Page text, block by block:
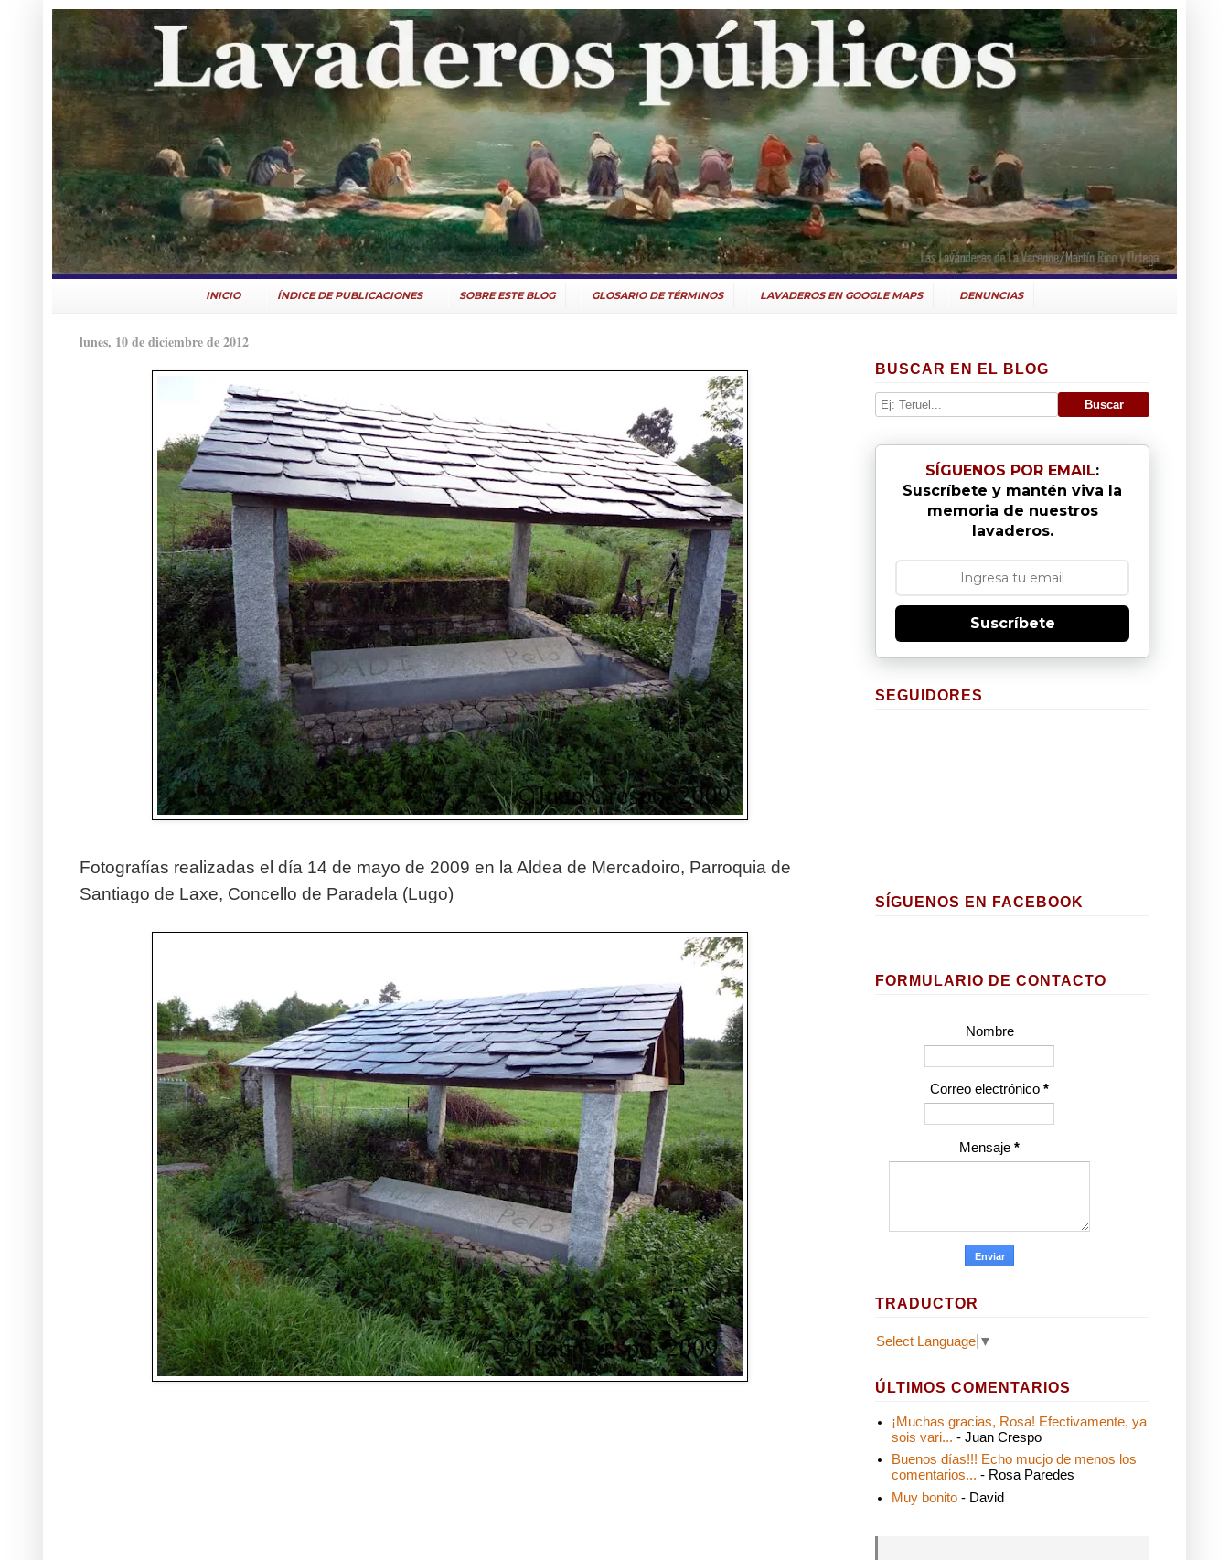
INICIO ÍNDICE DE PUBLICACIONES SOBRE ESTE BLOG GLOSARIO DE TÉRMINOS LAVADEROS EN GOOGLE MAPS DENUNCIAS
lunes, 10 de diciembre de 2012
Fotografías realizadas el día 14 de mayo de 2009 en la Aldea de Mercadoiro, Parroquia de
Santiago de Laxe, Concello de Paradela (Lugo)
BUSCAR EN EL BLOG
SÍGUENOS POR EMAIL:
Suscríbete y mantén viva la
memoria de nuestros
lavaderos.
Suscríbete
SEGUIDORES
SÍGUENOS EN FACEBOOK
FORMULARIO DE CONTACTO
Nombre
Correo electrónico *
Mensaje *
TRADUCTOR
Select Language ▼
ÚLTIMOS COMENTARIOS
¡Muchas gracias, Rosa! Efectivamente, ya
sois vari... - Juan Crespo
Buenos días!!! Echo mucjo de menos los
comentarios... - Rosa Paredes
Muy bonito - David